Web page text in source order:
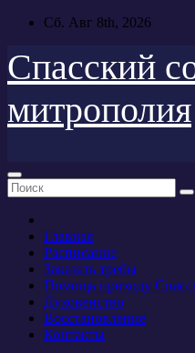
Перейти
содержимому
Сб. Авг 8th, 2026
Спасский
митрополия
Главная
Расписание
Заказать требы
Помощь приходу
Духовенство
Восстановление
Контакты